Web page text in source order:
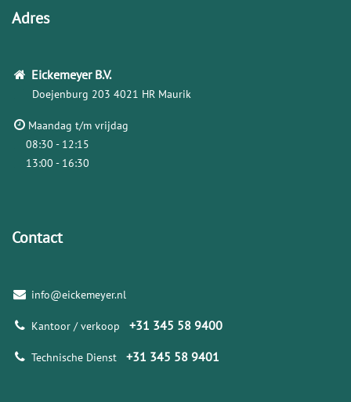
Adres
Eickemeyer B.V.
Doejenburg 203 4021 HR Maurik
Maandag t/m vrijdag
08:30 - 12:15
13:00 - 16:30
Contact
info@eickemeyer.nl
Kantoor / verkoop +31 345 58 9400
Technische Dienst +31 345 58 9401